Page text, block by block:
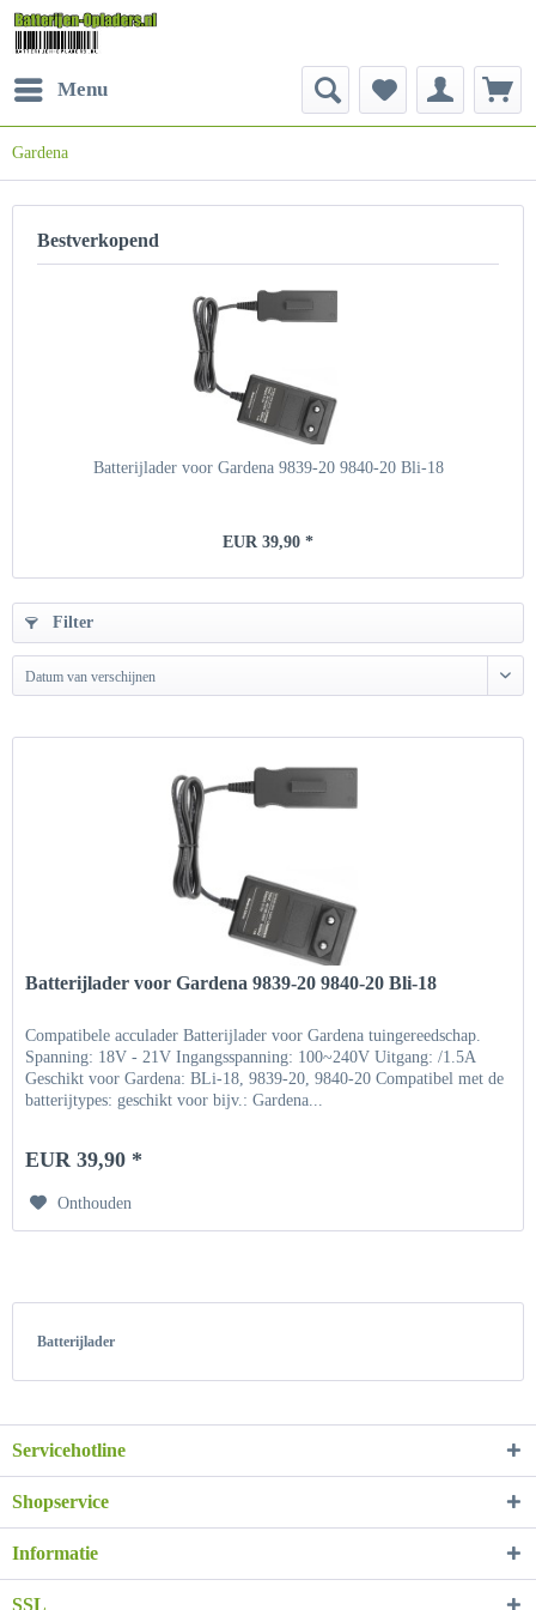
Menu
Gardena
Bestverkopend
Batterijlader voor Gardena 9839-20 9840-20 Bli-18
EUR 39,90 *
Filter
Datum van verschijnen
Batterijlader voor Gardena 9839-20 9840-20 Bli-18
Compatibele acculader Batterijlader voor Gardena tuingereedschap.
Spanning: 18V - 21V Ingangsspanning: 100~240V Uitgang: /1.5A
Geschikt voor Gardena: BLi-18, 9839-20, 9840-20 Compatibel met de
batterijtypes: geschikt voor bijv.: Gardena...
EUR 39,90 *
Onthouden
Batterijlader
Servicehotline
Shopservice
Informatie
SSL